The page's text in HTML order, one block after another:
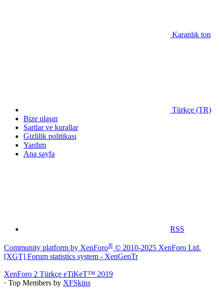
Karanlık ton
Türkçe (TR)
Bize ulaşın
Şartlar ve kurallar
Gizlilik politikası
Yardım
Ana sayfa
RSS
Community platform by XenForo® © 2010-2025 XenForo Ltd.
[XGT] Forum statistics system - XenGenTr
XenForo 2 Türkçe eTiKeT™ 2019
· Top Members by XFSkins